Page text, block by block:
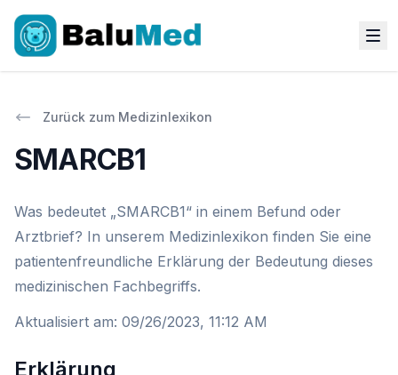
Zurück zum Medizinlexikon
SMARCB1
Was bedeutet „SMARCB1“ in einem Befund oder
Arztbrief? In unserem Medizinlexikon finden Sie eine
patientenfreundliche Erklärung der Bedeutung dieses
medizinischen Fachbegriffs.
Aktualisiert am: 09/26/2023, 11:12 AM
Erklärung